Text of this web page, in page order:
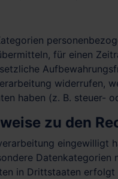
für einen
widerrufen,
haben (z. B. steuer-
zu den
eingewilligt
in Drittstaaten